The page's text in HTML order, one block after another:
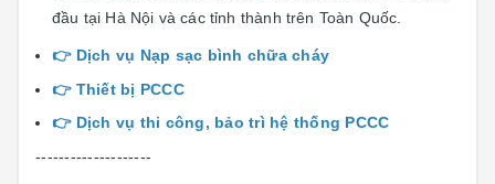
đầu tại Hà Nội và các tỉnh thành trên Toàn Quốc.
👉 Dịch vụ Nạp sạc bình chữa cháy
👉 Thiết bị PCCC
👉 Dịch vụ thi công, bảo trì hệ thống PCCC
--------------------